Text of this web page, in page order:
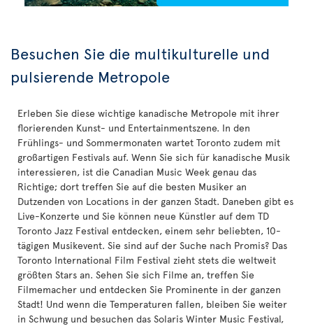
Besuchen Sie die multikulturelle und
pulsierende Metropole
Erleben Sie diese wichtige kanadische Metropole mit ihrer
florierenden Kunst- und Entertainmentszene. In den
Frühlings- und Sommermonaten wartet Toronto zudem mit
großartigen Festivals auf. Wenn Sie sich für kanadische Musik
interessieren, ist die Canadian Music Week genau das
Richtige; dort treffen Sie auf die besten Musiker an
Dutzenden von Locations in der ganzen Stadt. Daneben gibt es
Live-Konzerte und Sie können neue Künstler auf dem TD
Toronto Jazz Festival entdecken, einem sehr beliebten, 10-
tägigen Musikevent. Sie sind auf der Suche nach Promis? Das
Toronto International Film Festival zieht stets die weltweit
größten Stars an. Sehen Sie sich Filme an, treffen Sie
Filmemacher und entdecken Sie Prominente in der ganzen
Stadt! Und wenn die Temperaturen fallen, bleiben Sie weiter
in Schwung und besuchen das Solaris Winter Music Festival,